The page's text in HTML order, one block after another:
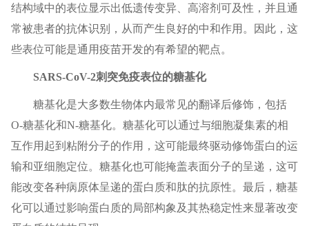
结构域中的表位显示出低遗传变异、高溶剂可及性，并且通
常被患者的抗体识别，从而产生良好的中和作用。因此，这
些表位可能是通用疫苗开发的有希望的靶点。
SARS-CoV-2刺突免疫表位的糖基化
糖基化是大多数生物体内最常见的翻译后修饰，包括
O-糖基化和N-糖基化。糖基化可以通过与细胞凝集素的相
互作用起到粘附分子的作用，这可能最终驱动修饰蛋白的运
输和亚细胞定位。糖基化也可能掩盖表面分子的呈递，这可
能改变各种病原体呈递的蛋白质和肽的抗原性。最后，糖基
化可以通过影响蛋白质的局部构象及其热稳定性来显著改变